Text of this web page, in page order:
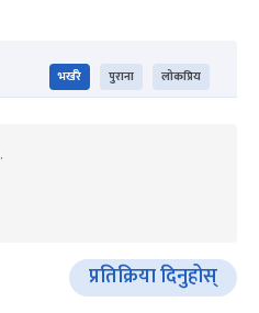
भर्खरै पुराना लोकप्रिय
प्रतिक्रिया दिनुहोस्